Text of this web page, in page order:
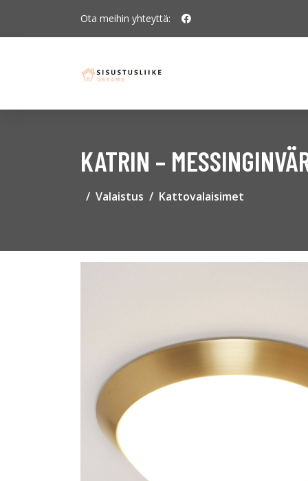
Ota meihin yhteyttä:
KATRIN –
Valaistus Kattovalaisimet